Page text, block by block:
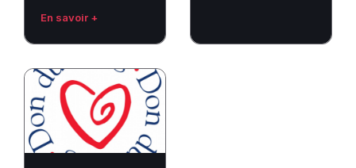
En savoir +
Calendrier
2026
Don
du